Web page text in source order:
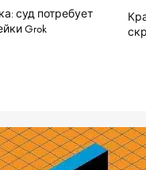
суд потребует
Grok